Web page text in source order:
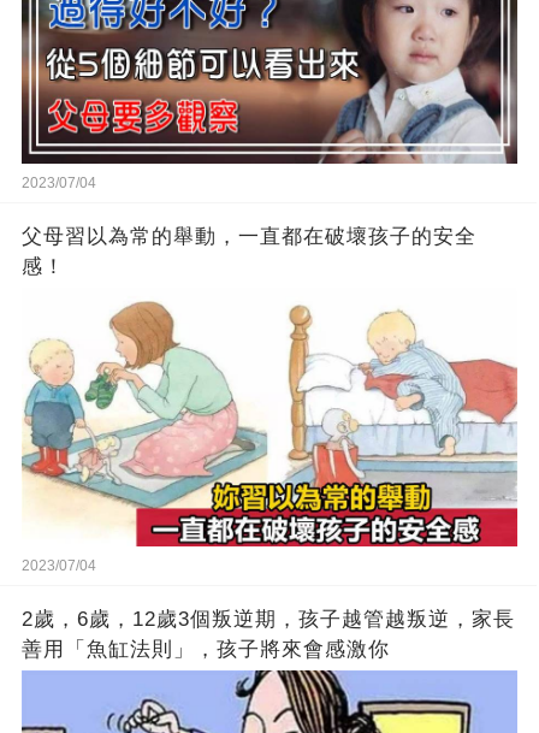
2023/07/04
父母習以為常的舉動，一直都在破壞孩子的安全
感！
2023/07/04
2歲，6歲，12歲3個叛逆期，孩子越管越叛逆，家長
善用「魚缸法則」，孩子將來會感激你